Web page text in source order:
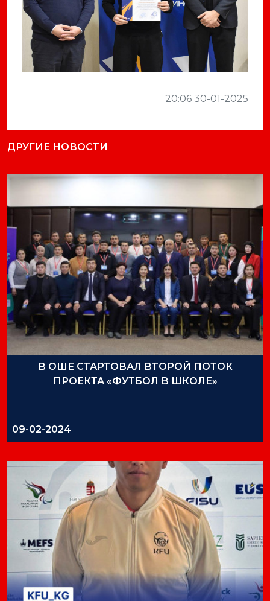
20:06 30-01-2025
ДРУГИЕ НОВОСТИ
В ОШЕ СТАРТОВАЛ ВТОРОЙ ПОТОК
ПРОЕКТА «ФУТБОЛ В ШКОЛЕ»
09-02-2024